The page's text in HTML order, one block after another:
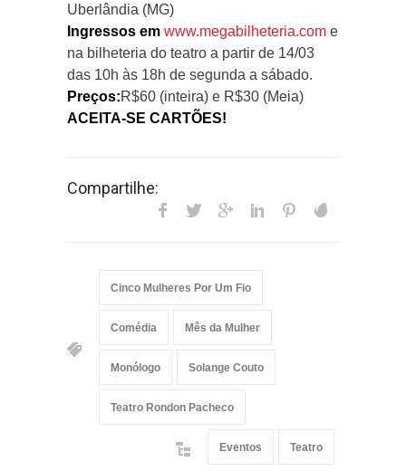
Uberlândia (MG)
Ingressos em www.megabilheteria.com e
na bilheteria do teatro a partir de 14/03
das 10h às 18h de segunda a sábado.
Preços:R$60 (inteira) e R$30 (Meia)
ACEITA-SE CARTÕES!
Compartilhe:
Cinco Mulheres Por Um Fio
Comédia Mês da Mulher
Monólogo Solange Couto
Teatro Rondon Pacheco
Eventos Teatro